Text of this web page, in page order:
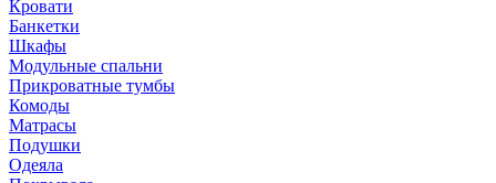
Кровати
Банкетки
Шкафы
Модульные спальни
Прикроватные тумбы
Комоды
Матрасы
Подушки
Одеяла